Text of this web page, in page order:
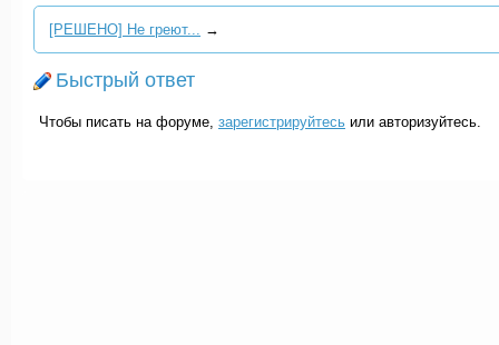
[РЕШЕНО] Не греют... →
Быстрый ответ
Чтобы писать на форуме, зарегистрируйтесь или авторизуйтесь.